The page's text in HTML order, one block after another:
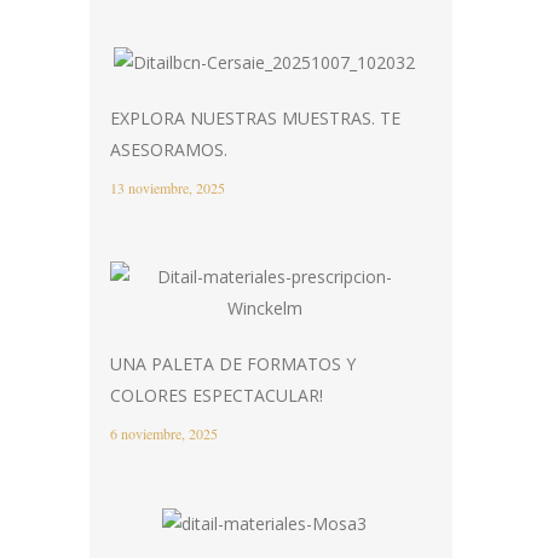
EXPLORA NUESTRAS MUESTRAS. TE
ASESORAMOS.
13 noviembre, 2025
UNA PALETA DE FORMATOS Y
COLORES ESPECTACULAR!
6 noviembre, 2025